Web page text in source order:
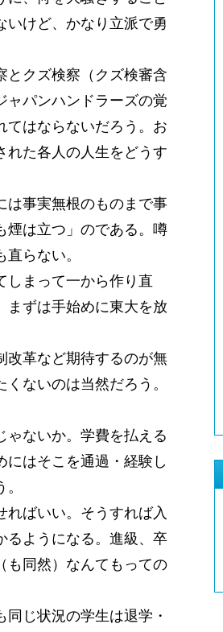
いけど、かなり立派で勇
クズ検察（クズ検審含
ャパンハンドラーズの覚
てはならないだろう。お
れた各人の人生をどうす
事実無根のものまで事
煙は立つ」のである。噂
らない。
まって一から作り直
まずは手始めに東大を放
革など期待するのが無
ないのは当然だろう。
ないか。学費を払える
はそこを通過・経験し
ばいい。そうすれば入
るようになる。進級、卒
も同然）なんてもっての
じ状況の学生は退学・